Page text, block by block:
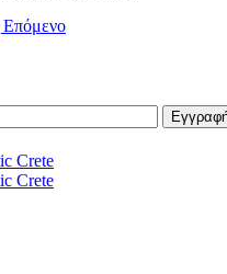
Επόμενο